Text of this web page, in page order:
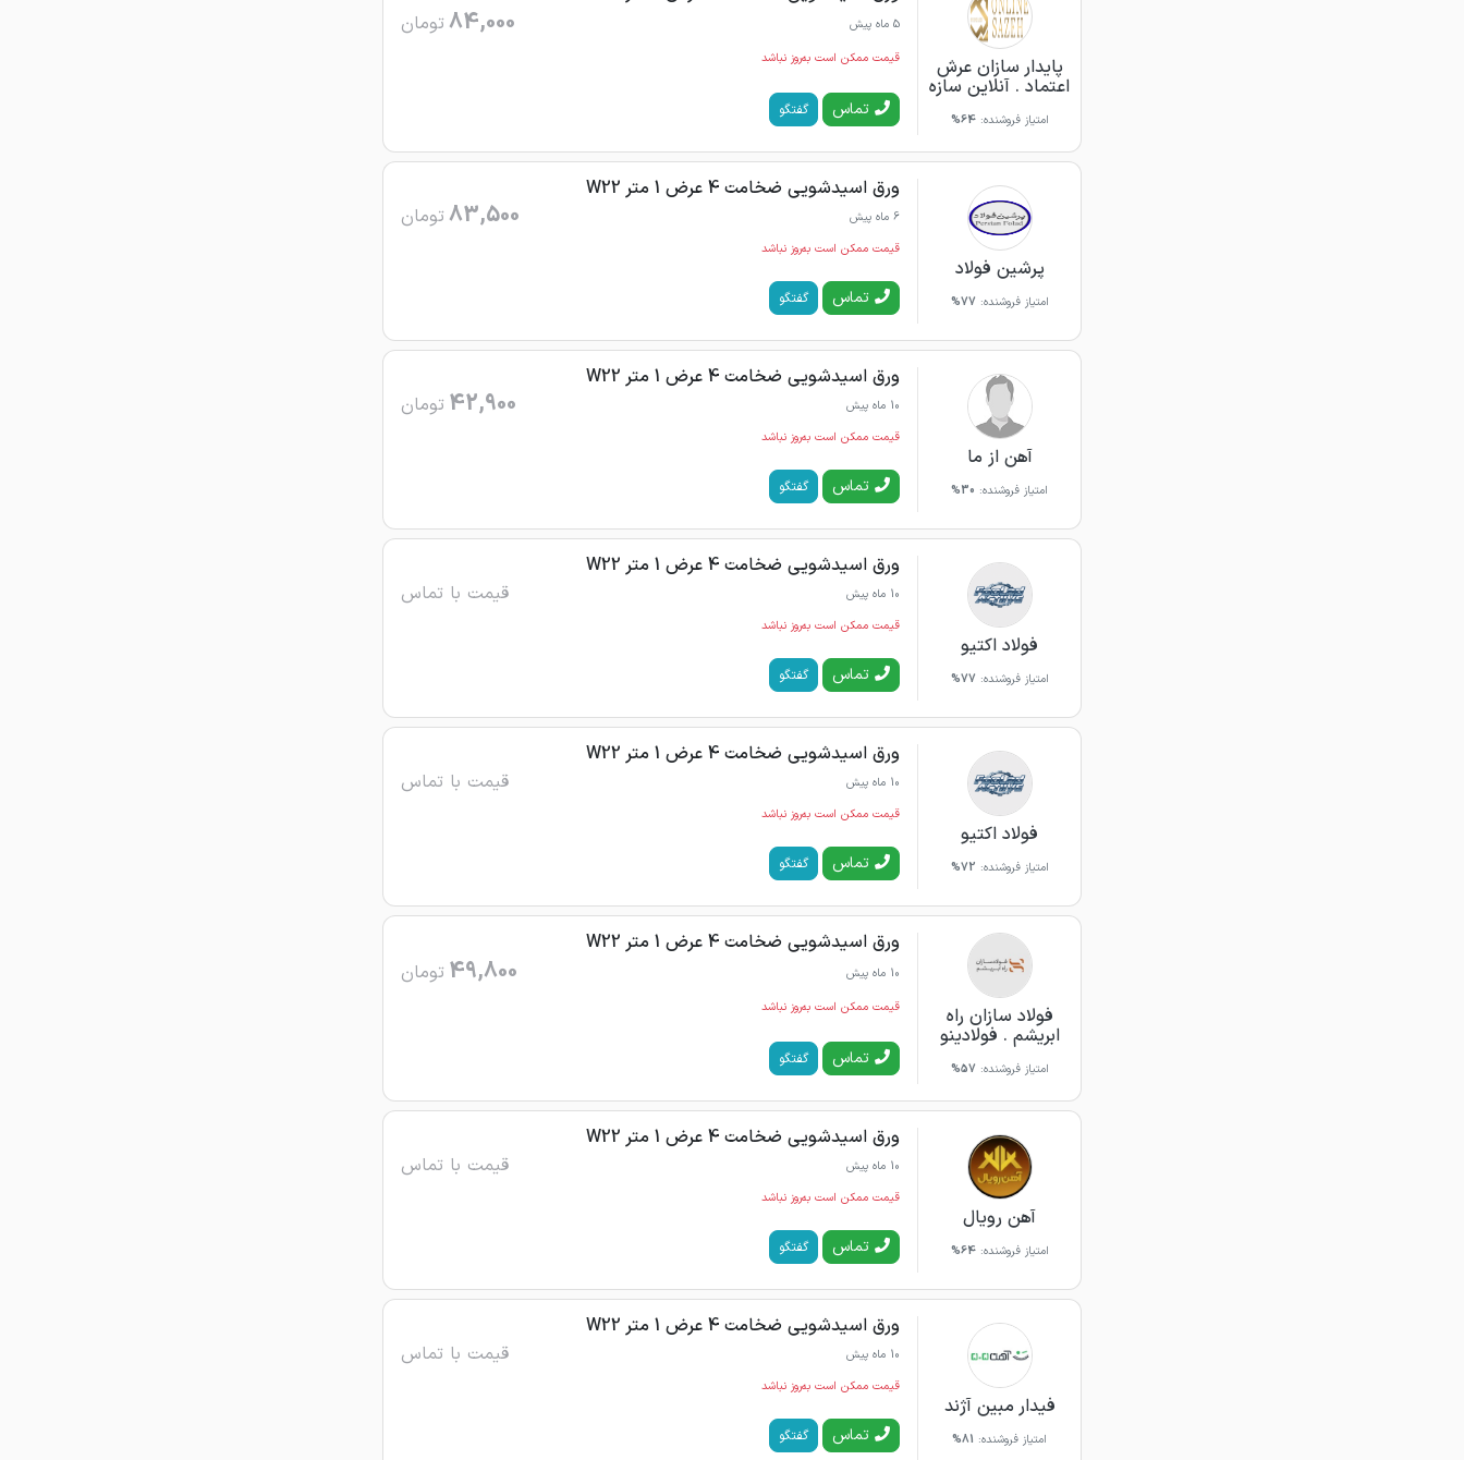
پایدار سازان عرش
اعتماد . آنلاین سازه
امتیاز فروشنده:64%
5 ماه پیش 84,000 تومان
قیمت ممکن است به‌روز نباشد
تماس گفتگو
پرشین فولاد
امتیاز فروشنده: 77%
ورق اسیدشویی ضخامت 4 عرض 1 متر W22
6 ماه پیش 83,500 تومان
قیمت ممکن است به‌روز نباشد
تماس گفتگو
آهن از ما
امتیاز فروشنده: 30%
ورق اسیدشویی ضخامت 4 عرض 1 متر W22
10 ماه پیش 42,900 تومان
قیمت ممکن است به‌روز نباشد
تماس گفتگو
فولاد اکتیو
امتیاز فروشنده: 77%
ورق اسیدشویی ضخامت 4 عرض 1 متر W22
10 ماه پیش قیمت با تماس
قیمت ممکن است به‌روز نباشد
تماس گفتگو
فولاد اکتیو
امتیاز فروشنده: 72%
ورق اسیدشویی ضخامت 4 عرض 1 متر W22
10 ماه پیش قیمت با تماس
قیمت ممکن است به‌روز نباشد
تماس گفتگو
فولاد سازان راه
ابریشم . فولادینو
امتیاز فروشنده: 57%
ورق اسیدشویی ضخامت 4 عرض 1 متر W22
10 ماه پیش 49,800 تومان
قیمت ممکن است به‌روز نباشد
تماس گفتگو
آهن رویال
امتیاز فروشنده:64%
ورق اسیدشویی ضخامت 4 عرض 1 متر W22
10 ماه پیش قیمت با تماس
قیمت ممکن است به‌روز نباشد
تماس گفتگو
فیدار مبین آژند
امتیاز فروشنده: 81%
ورق اسیدشویی ضخامت 4 عرض 1 متر W22
10 ماه پیش قیمت با تماس
قیمت ممکن است به‌روز نباشد
تماس گفتگو